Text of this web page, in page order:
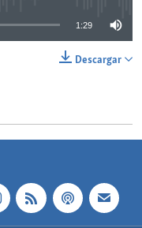
1:29
Descargar